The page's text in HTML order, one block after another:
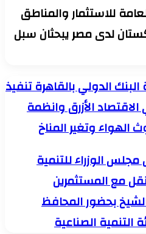
للاستثمار والمناطق
لدى مصر يبحثان سبل
الدولي بالقاهرة تنفيذ
الأزرق وانظمة
الهواء وتغير المناخ
الوزراء للتنمية
مع المستثمرين
بحضور المحافظ